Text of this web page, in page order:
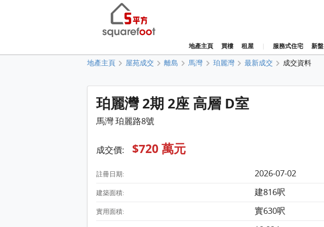
地產主頁 買樓 租屋 | 服務式住宅 新盤
地產主頁 屋苑成交 離島 馬灣 珀麗灣 最新成交 成交資料
珀麗灣 2期 2座 高層 D室
馬灣 珀麗路8號
成交價: $720 萬元
註冊日期: 2026-07-02
建築面積: 建816呎
實用面積: 實630呎